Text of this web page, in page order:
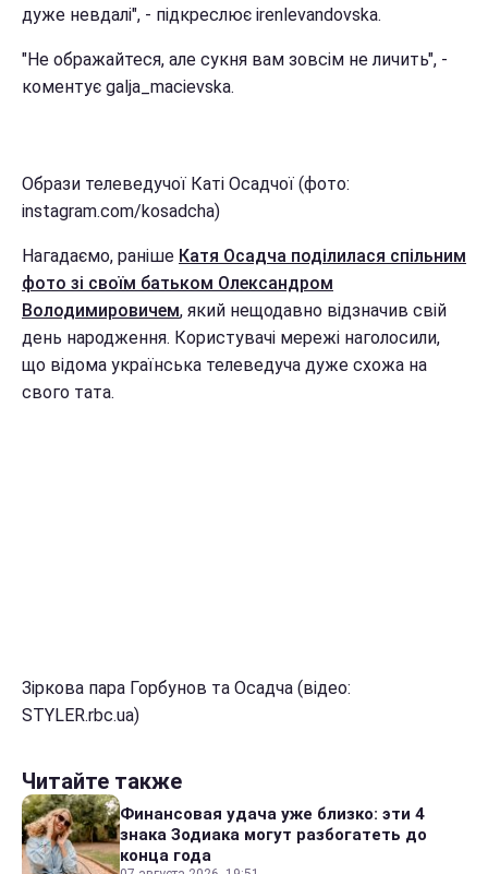
дуже невдалі", - підкреслює irenlevandovska.
"Не ображайтеся, але сукня вам зовсім не личить", -
коментує galja_macievska.
Образи телеведучої Каті Осадчої (фото:
instagram.com/kosadcha)
Нагадаємо, раніше Катя Осадча поділилася спільним
фото зі своїм батьком Олександром
Володимировичем, який нещодавно відзначив свій
день народження. Користувачі мережі наголосили,
що відома українська телеведуча дуже схожа на
свого тата.
Зіркова пара Горбунов та Осадча (відео:
STYLER.rbc.ua)
Читайте также
Финансовая удача уже близко: эти 4
знака Зодиака могут разбогатеть до
конца года